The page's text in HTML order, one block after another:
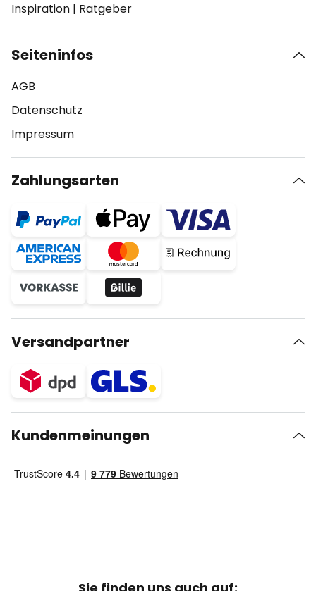
Inspiration | Ratgeber
Seiteninfos
AGB
Datenschutz
Impressum
Zahlungsarten
Versandpartner
Kundenmeinungen